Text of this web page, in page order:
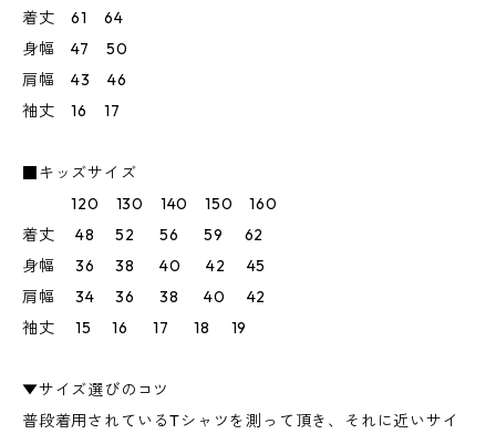
着丈 61 64
身幅 47 50
肩幅 43 46
袖丈 16 17
■キッズサイズ
120 130 140 150 160
着丈 48 52 56 59 62
身幅 36 38 40 42 45
肩幅 34 36 38 40 42
袖丈 15 16 17 18 19
▼サイズ選びのコツ
普段着用されているTシャツを測って頂き、それに近いサイ